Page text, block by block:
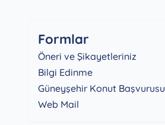
Formlar
Öneri ve Şikayetleriniz
Bilgi Edinme
Güneyşehir Konut Başvurusu
Web Mail